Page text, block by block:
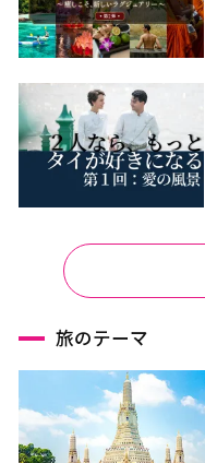
旅のテーマ